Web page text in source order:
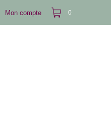
Mon compte 0